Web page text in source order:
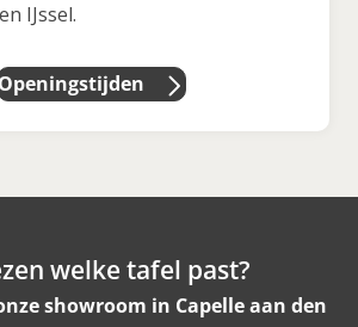
IJssel.
welke tafel past?
showroom in Capelle aan den